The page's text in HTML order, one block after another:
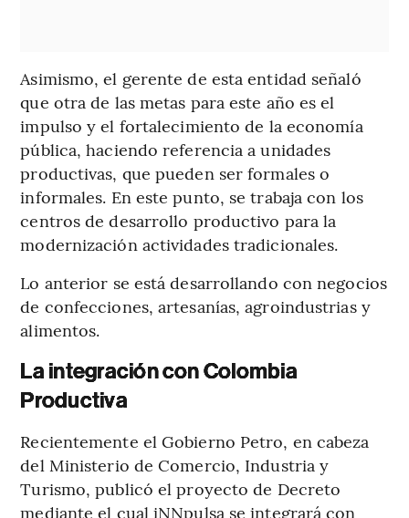
Asimismo, el gerente de esta entidad señaló
que otra de las metas para este año es el
impulso y el fortalecimiento de la economía
pública, haciendo referencia a unidades
productivas, que pueden ser formales o
informales. En este punto, se trabaja con los
centros de desarrollo productivo para la
modernización actividades tradicionales.
Lo anterior se está desarrollando con negocios
de confecciones, artesanías, agroindustrias y
alimentos.
La integración con Colombia
Productiva
Recientemente el Gobierno Petro, en cabeza
del Ministerio de Comercio, Industria y
Turismo, publicó el proyecto de Decreto
mediante el cual iNNpulsa se integrará con